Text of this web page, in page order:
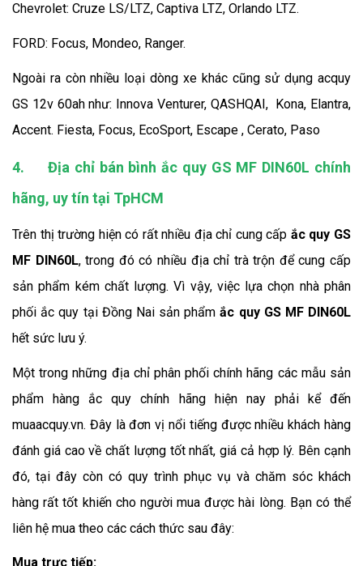
Chevrolet: Cruze LS/LTZ, Captiva LTZ, Orlando LTZ.
FORD: Focus, Mondeo, Ranger.
Ngoài ra còn nhiều loại dòng xe khác cũng sử dụng acquy
GS 12v 60ah như: Innova Venturer, QASHQAI, Kona, Elantra,
Accent. Fiesta, Focus, EcoSport, Escape , Cerato, Paso
4.
Địa chỉ bán bình ắc quy GS MF DIN60L chính
hãng, uy tín tại TpHCM
Trên thị trường hiện có rất nhiều địa chỉ cung cấp ắc quy GS
MF DIN60L, trong đó có nhiều địa chỉ trà trộn để cung cấp
sản phẩm kém chất lượng. Vì vậy, việc lựa chọn nhà phân
phối ắc quy tại Đồng Nai sản phẩmắc quy GS MF DIN60L
hết sức lưu ý.
Một trong những địa chỉ phân phối chính hãng các mẫu sản
phẩm hàng ắc quy chính hãng hiện nay phải kể đến
muaacquy.vn. Đây là đơn vị nổi tiếng được nhiều khách hàng
đánh giá cao về chất lượng tốt nhất, giá cả hợp lý. Bên cạnh
đó, tại đây còn có quy trình phục vụ và chăm sóc khách
hàng rất tốt khiến cho người mua được hài lòng. Bạn có thể
liên hệ mua theo các cách thức sau đây:
Mua trực tiếp: